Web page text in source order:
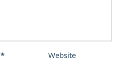
* Website